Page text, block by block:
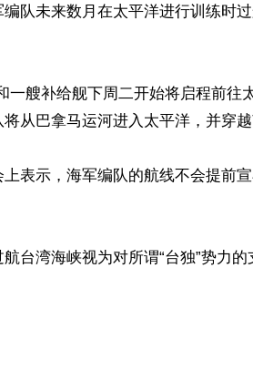
队未来数月在太平洋进行训练时
一艘补给舰下周二开始将启程前往
从巴拿马运河进入太平洋，并穿越
表示，海军编队的航线不会提前
台湾海峡视为对所谓“台独”势力的